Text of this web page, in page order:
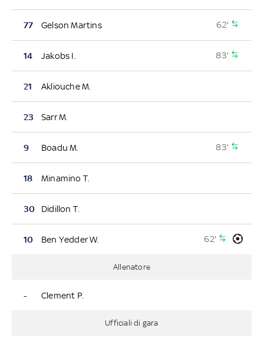
77 Gelson Martins 62'
14 Jakobs I. 83'
21 Akliouche M.
23 Sarr M.
9 Boadu M. 83'
18 Minamino T.
30 Didillon T.
10 Ben Yedder W. 62'
Allenatore
- Clement P.
Ufficiali di gara